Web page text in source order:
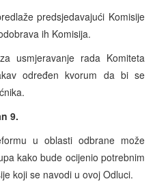
predsjedavajući Komisije
ih Komisija.
usmjeravanje rada Komiteta
određen kvorum da bi se
9.
u oblasti odbrane može
kako bude ocijenio potrebnim
koji se navodi u ovoj Odluci.